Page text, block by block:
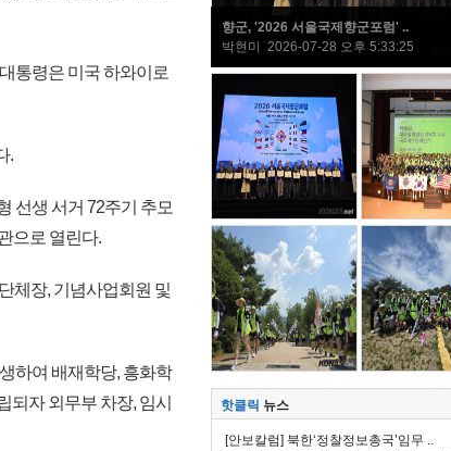
통령은 미국 하와이로
.
선생 서거 72주기 추모
으로 열린다.
체장, 기념사업회원 및
하여 배재학당, 흥화학
되자 외무부 차장, 임시
향군, '2026 서울국제향군포럼' ..
박현미 2026-07-28 오후 5:33:25
핫클릭 뉴스
[안보칼럼] 북한‘정찰정보총국’임무 ..